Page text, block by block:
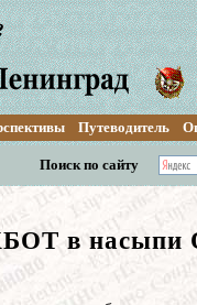
Путеводитель
Поиск по сайту
в насыпи